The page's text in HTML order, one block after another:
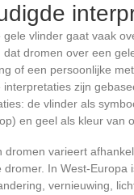
vlinder gaat vaak
dromen over een
of een persoonlijke
zijn
de vlinder als
en geel als kleur van
dromen varieert
In West-Europa
vernieuwing,